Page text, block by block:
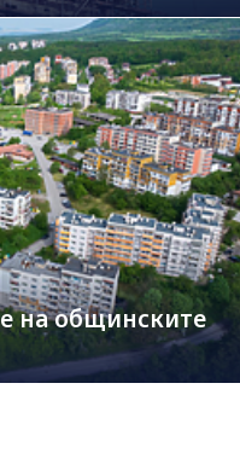
на общинските